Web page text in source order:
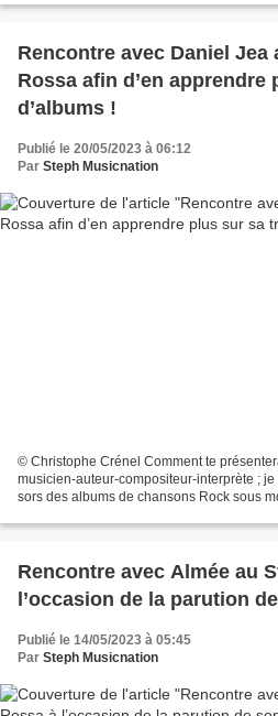
Rencontre avec Daniel Jea
Rossa afin d’en
d’albums !
Publié le 20/05/2023 à 06:12
Par Steph Musicnation
© Christophe Crénel Comment te
musicien-auteur-compositeur-interprète ;
sors des albums de chansons Rock sous
Rencontre avec Almée au
l’occasion de la parution
Publié le 14/05/2023 à 05:45
Par Steph Musicnation